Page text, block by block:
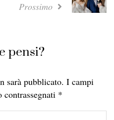
Prossimo
pensi?
sarà pubblicato. I campi
*